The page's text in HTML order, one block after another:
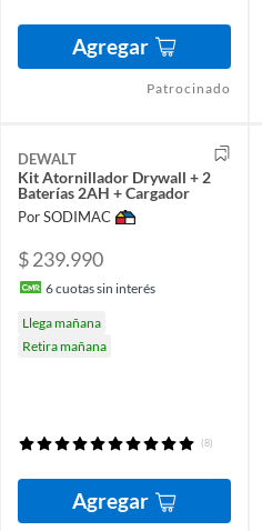
Agregar
Patrocinado
DEWALT
Kit Atornillador Drywall + 2
Baterías 2AH + Cargador
Por SODIMAC
$ 239.990
6cuotas sin interés
Llega mañana
Retira mañana
(8)
Agregar